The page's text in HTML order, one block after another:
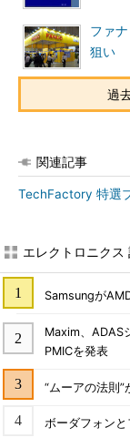
ファ
狙い
過
関連記事
TechFactory 特選
エレクトロニクス
Samsungが
Maxim、ADAS
PMICを発表
“ムーアの法則
ボーダフォン